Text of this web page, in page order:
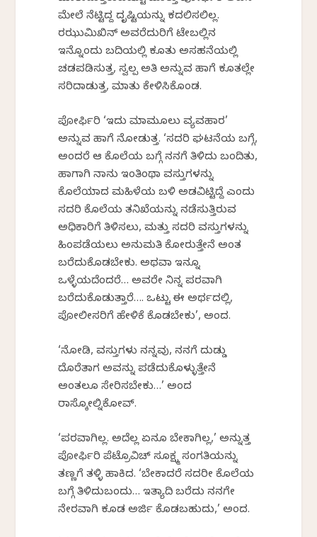
ಮೇಲೆ ನೆಟ್ಟಿದ್ದ ದೃಷ್ಟಿಯನ್ನು ಕದಲಿಸಲಿಲ್ಲ.
ರಝುಮಿಖಿನ್ ಅವರೆದುರಿಗೆ ಟೇಬಲ್ಲಿನ
ಇನ್ನೊಂದು ಬದಿಯಲ್ಲಿ ಕೂತು ಅಸಹನೆಯಲ್ಲಿ
ಚಡಪಡಿಸುತ್ತ, ಸ್ವಲ್ಪ ಅತಿ ಅನ್ನುವ ಹಾಗೆ ಕೂತಲ್ಲೇ
ಸರಿದಾಡುತ್ತ, ಮಾತು ಕೇಳಿಸಿಕೊಂಡ.
ಪೋರ್ಫಿರಿ ‘ಇದು ಮಾಮೂಲು ವ್ಯವಹಾರ’
ಅನ್ನುವ ಹಾಗೆ ನೋಡುತ್ತ. ‘ಸದರಿ ಘಟನೆಯ ಬಗ್ಗೆ,
ಅಂದರೆ ಆ ಕೊಲೆಯ ಬಗ್ಗೆ ನನಗೆ ತಿಳಿದು ಬಂದಿತು,
ಹಾಗಾಗಿ ನಾನು ಇಂತಿಂಥಾ ವಸ್ತುಗಳನ್ನು
ಕೊಲೆಯಾದ ಮಹಿಳೆಯ ಬಳಿ ಅಡವಿಟ್ಟಿದ್ದೆ ಎಂದು
ಸದರಿ ಕೊಲೆಯ ತನಿಖೆಯನ್ನು ನಡೆಸುತ್ತಿರುವ
ಅಧಿಕಾರಿಗೆ ತಿಳಿಸಲು, ಮತ್ತು ಸದರಿ ವಸ್ತುಗಳನ್ನು
ಹಿಂಪಡೆಯಲು ಅನುಮತಿ ಕೋರುತ್ತೇನೆ ಅಂತ
ಬರೆದುಕೊಡಬೇಕು. ಅಥವಾ ಇನ್ನೂ
ಒಳ್ಳೆಯದೆಂದರೆ… ಅವರೇ ನಿನ್ನ ಪರವಾಗಿ
ಬರೆದುಕೊಡುತ್ತಾರೆ…. ಒಟ್ಟು ಈ ಅರ್ಥದಲ್ಲಿ,
ಪೋಲೀಸರಿಗೆ ಹೇಳಿಕೆ ಕೊಡಬೇಕು’, ಅಂದ.
‘ನೋಡಿ, ವಸ್ತುಗಳು ನನ್ನವು, ನನಗೆ ದುಡ್ಡು
ದೊರೆತಾಗ ಅವನ್ನು ಪಡೆದುಕೊಳ್ಳುತ್ತೇನೆ
ಅಂತಲೂ ಸೇರಿಸಬೇಕು…’ ಅಂದ
ರಾಸ್ಕೋಲ್ನಿಕೋವ್.
‘ಪರವಾಗಿಲ್ಲ. ಅದೆಲ್ಲ ಏನೂ ಬೇಕಾಗಿಲ್ಲ,’ ಅನ್ನುತ್ತ
ಪೋರ್ಫಿರಿ ಪೆಟ್ರೊವಿಚ್ ಸೂಕ್ಷ್ಮ ಸಂಗತಿಯನ್ನು
ತಣ್ಣಗೆ ತಳ್ಳಿ ಹಾಕಿದ. ‘ಬೇಕಾದರೆ ಸದರೀ ಕೊಲೆಯ
ಬಗ್ಗೆ ತಿಳಿದುಬಂದು… ಇತ್ಯಾದಿ ಬರೆದು ನನಗೇ
ನೇರವಾಗಿ ಕೂಡ ಅರ್ಜಿ ಕೊಡಬಹುದು,’ ಅಂದ.